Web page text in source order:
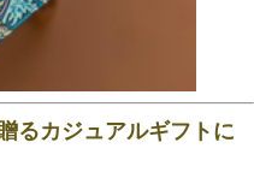
るカジュアルギフトに